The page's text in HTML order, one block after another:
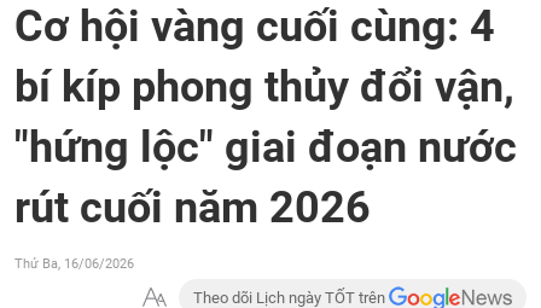
Cơ hội vàng cuối cùng: 4
bí kíp phong thủy đổi vận,
"hứng lộc" giai đoạn nước
rút cuối năm 2026
Thứ Ba, 16/06/2026
Theo dõi Lịch ngày TỐT trên